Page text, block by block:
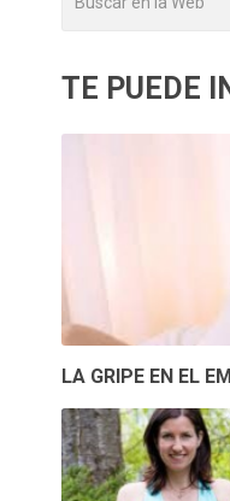
TE PUEDE
LA GRIPE EN EL